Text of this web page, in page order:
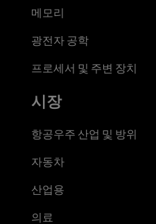
메모리
광전자 공학
프로세서 및 주변 장치
시장
항공우주 산업 및 방위
자동차
산업용
의료